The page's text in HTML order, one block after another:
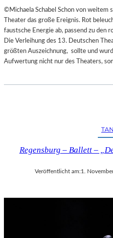
©Michaela Schabel Schon von weitem
Theater das große Ereignis. Rot
faustsche Energie ab, passend zu den
Die Verleihung des 13. Deutschen
größten Auszeichnung, sollte und
Aufwertung nicht nur des Theaters,
Regensburg – Ballett –
Veröffentlicht am:1.